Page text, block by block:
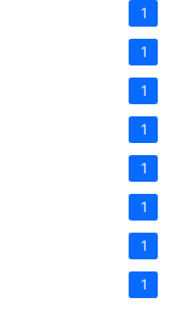
1
1
1
1
1
1
1
1